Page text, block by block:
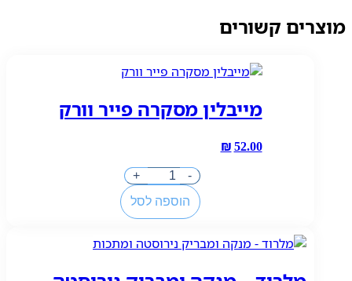
מוצרים קשורים
מייבלין מסקרה פייר וורק
₪52.00
-
כמות
של
מייבלין
פייר
+
הוספה לסל